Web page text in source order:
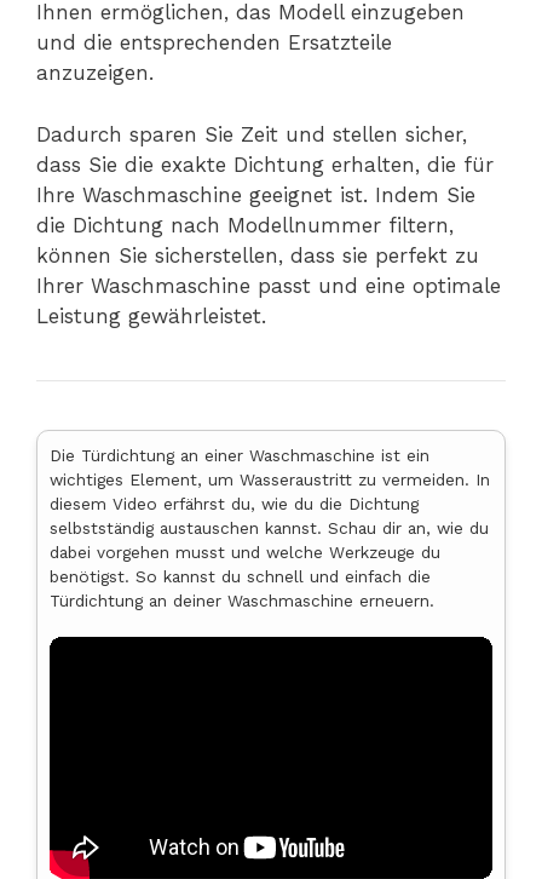
Ihnen ermöglichen, das Modell einzugeben
und die entsprechenden Ersatzteile
anzuzeigen.
Dadurch sparen Sie Zeit und stellen sicher,
dass Sie die exakte Dichtung erhalten, die für
Ihre Waschmaschine geeignet ist. Indem Sie
die Dichtung nach Modellnummer filtern,
können Sie sicherstellen, dass sie perfekt zu
Ihrer Waschmaschine passt und eine optimale
Leistung gewährleistet.
Die Türdichtung an einer Waschmaschine ist ein
wichtiges Element, um Wasseraustritt zu vermeiden. In
diesem Video erfährst du, wie du die Dichtung
selbstständig austauschen kannst. Schau dir an, wie du
dabei vorgehen musst und welche Werkzeuge du
benötigst. So kannst du schnell und einfach die
Türdichtung an deiner Waschmaschine erneuern.